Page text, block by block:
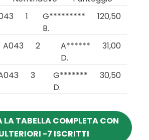
1
G*********
B.
120,50
A043 2
A******
D.
31,00
3
G*******
D.
30,50
LA TABELLA COMPLETA CON
-7 ISCRITTI